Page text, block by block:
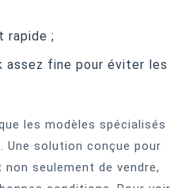
rapide ;
assez fine pour éviter les
les modèles spécialisés
Une solution conçue pour
seulement de vendre,